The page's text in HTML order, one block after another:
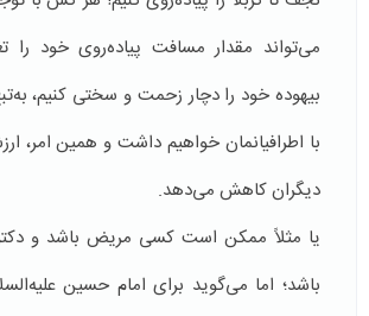
می‌تواند مقدار مسافت پیاده‌روی خود را
بیهوده خود را دچار زحمت و سختی کنیم،
با اطرافیانمان خواهیم داشت و همین امر،
دیگران کاهش می‌دهد.
یا مثلاً ممکن است کسی مریض باشد و دکتر
باشد؛ اما می‌گوید برای امام حسین